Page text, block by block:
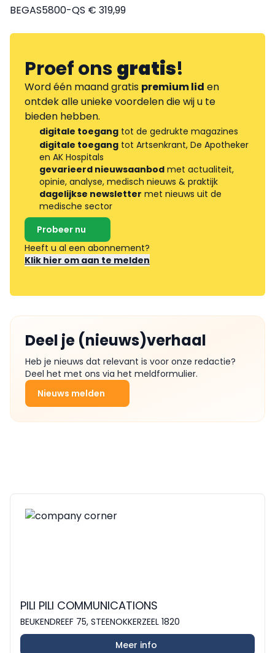
BEGAS5800-QS € 319,99
Proef onsgratis!
Word één maand gratis premium lid en
ontdek alle unieke voordelen die wij u te
bieden hebben.
digitale toegang tot de gedrukte magazines
digitale toegang tot Artsenkrant, De Apotheker
en AK Hospitals
gevarieerd nieuwsaanbod met actualiteit,
opinie, analyse, medisch nieuws & praktijk
dagelijkse newsletter met nieuws uit de
medische sector
Probeer nu
Heeft u al een abonnement?
Klik hier om aan te melden
Deel je (nieuws)verhaal
Heb je nieuws dat relevant is voor onze redactie?
Deel het met ons via het meldformulier.
Nieuws melden
PILI PILI COMMUNICATIONS
BEUKENDREEF 75, STEENOKKERZEEL 1820
Meer info